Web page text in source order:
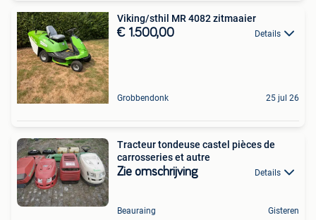
Viking/sthil MR 4082 zitmaaier
€ 1.500,00 Details
Grobbendonk 25 jul 26
Tracteur tondeuse castel pièces de
carrosseries et autre
Zie omschrijving Details
Beauraing Gisteren